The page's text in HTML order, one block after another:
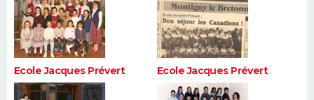
Ecole Jacques Prévert Ecole Jacques Prévert